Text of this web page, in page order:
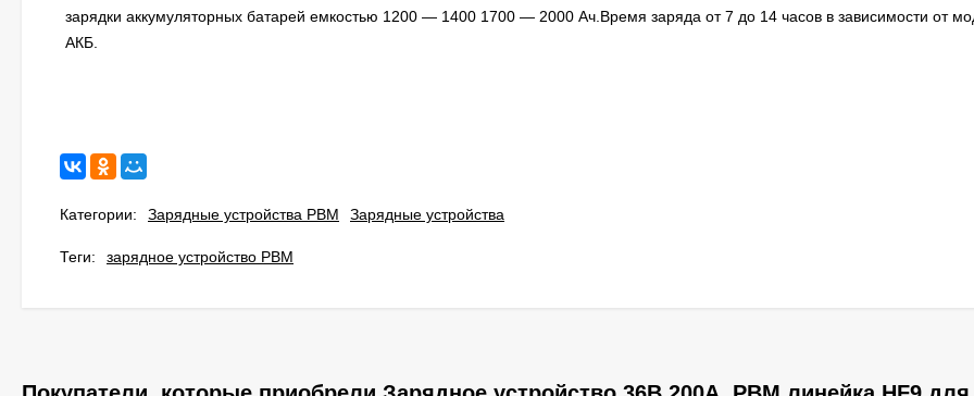
зарядки аккумуляторных батарей емкостью 1200 — 1400 1700 — 2000 Ач.Время заряда от 7 до 14 часов в зависимости от
АКБ.
Категории: Зарядные устройства PBM Зарядные устройства
Теги: зарядное устройство PBM